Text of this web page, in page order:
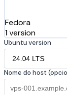
Fedora
1 version
Ubuntu version
Nome do host